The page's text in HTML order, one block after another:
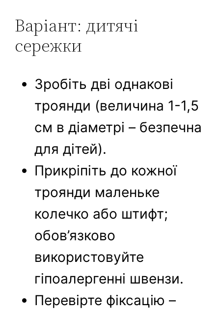
Варіант: дитячі
сережки
Зробіть дві однакові
троянди (величина 1-1,5
см в діаметрі – безпечна
для дітей).
Прикріпіть до кожної
троянди маленьке
колечко або штифт;
обов’язково
використовуйте
гіпоалергенні швензи.
Перевірте фіксацію –